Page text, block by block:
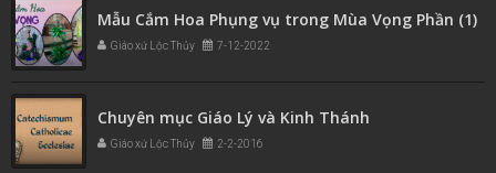
Mẫu Cắm Hoa Phụng vụ trong Mùa Vọng Phần (1)
Giáo xứ Lộc Thủy 7-12-2022
Chuyên mục Giáo Lý và Kinh Thánh
Giáo xứ Lộc Thủy 2-2-2016